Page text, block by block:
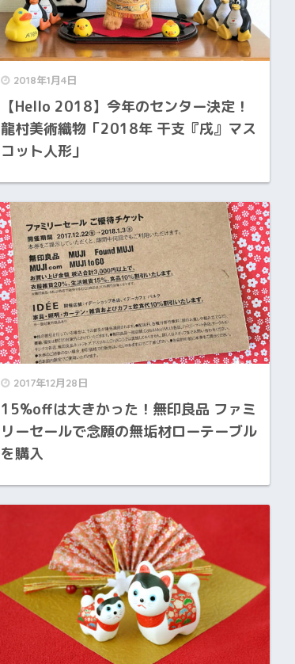
2018年1月4日
【Hello 2018】今年のセンター決定！
龍村美術織物「2018年 干支『戌』マス
コット人形」
2017年12月28日
15%offは大きかった！無印良品 ファミ
リーセールで念願の無垢材ローテーブル
を購入